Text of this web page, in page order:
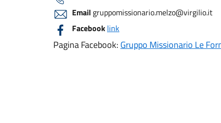
Email gruppomissionario.melzo@virgilio.it
Facebook link
Pagina Facebook: Gruppo Missionario Le